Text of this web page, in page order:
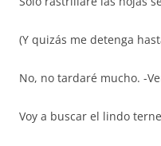
(Y quizás me detenga
No, no tardaré mucho. -
Voy a buscar el lindo